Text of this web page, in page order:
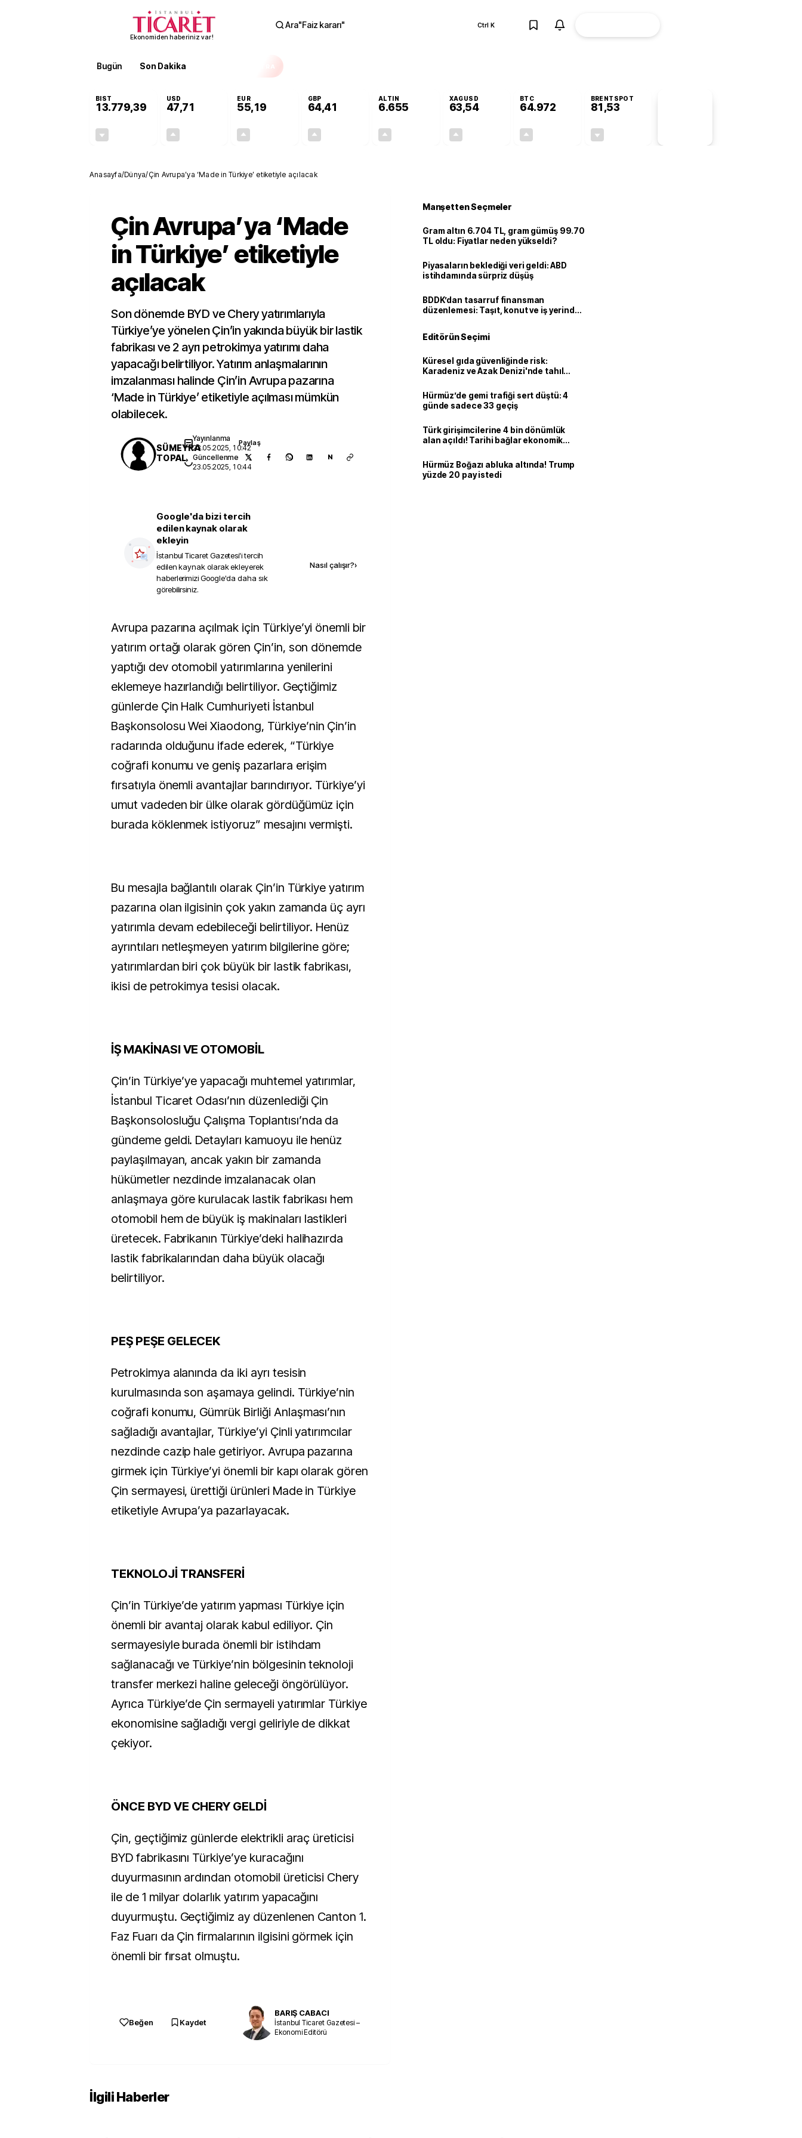
Ekonomiden haberiniz var!
Ara"Faiz kararı" Ctrl K
Bugün Son Dakika
BIST
13.779,39
USD
47,71
EUR
55,19
GBP
64,41
ALTIN
6.655
XAGUSD
63,54
BTC
64.972
BRENTSPOT
81,53
Anasayfa/Dünya/Çin Avrupa’ya ‘Made in Türkiye’ etiketiyle açılacak
Çin Avrupa’ya ‘Made
in Türkiye’ etiketiyle
açılacak
Son dönemde BYD ve Chery yatırımlarıyla
Türkiye’ye yönelen Çin’in yakında büyük bir lastik
fabrikası ve 2 ayrı petrokimya yatırımı daha
yapacağı belirtiliyor. Yatırım anlaşmalarının
imzalanması halinde Çin’in Avrupa pazarına
‘Made in Türkiye’ etiketiyle açılması mümkün
olabilecek.
SÜMEYRA
TOPAL
Yayınlanma
23.05.2025, 10:42
Güncellenme
23.05.2025, 10:44
Paylaş
N
Google'da bizi tercih
edilen kaynak olarak
ekleyin
İstanbul Ticaret Gazetesi'i tercih
edilen kaynak olarak ekleyerek
haberlerimizi Google'da daha sık
görebilirsiniz.
Nasıl çalışır?›
Avrupa pazarına açılmak için Türkiye’yi önemli bir
yatırım ortağı olarak gören Çin’in, son dönemde
yaptığı dev otomobil yatırımlarına yenilerini
eklemeye hazırlandığı belirtiliyor. Geçtiğimiz
günlerde Çin Halk Cumhuriyeti İstanbul
Başkonsolosu Wei Xiaodong, Türkiye’nin Çin’in
radarında olduğunu ifade ederek, “Türkiye
coğrafi konumu ve geniş pazarlara erişim
fırsatıyla önemli avantajlar barındırıyor. Türkiye’yi
umut vadeden bir ülke olarak gördüğümüz için
burada köklenmek istiyoruz” mesajını vermişti.
Bu mesajla bağlantılı olarak Çin’in Türkiye yatırım
pazarına olan ilgisinin çok yakın zamanda üç ayrı
yatırımla devam edebileceği belirtiliyor. Henüz
ayrıntıları netleşmeyen yatırım bilgilerine göre;
yatırımlardan biri çok büyük bir lastik fabrikası,
ikisi de petrokimya tesisi olacak.
İŞ MAKİNASI VE OTOMOBİL
Çin’in Türkiye’ye yapacağı muhtemel yatırımlar,
İstanbul Ticaret Odası’nın düzenlediği Çin
Başkonsolosluğu Çalışma Toplantısı’nda da
gündeme geldi. Detayları kamuoyu ile henüz
paylaşılmayan, ancak yakın bir zamanda
hükümetler nezdinde imzalanacak olan
anlaşmaya göre kurulacak lastik fabrikası hem
otomobil hem de büyük iş makinaları lastikleri
üretecek. Fabrikanın Türkiye’deki halihazırda
lastik fabrikalarından daha büyük olacağı
belirtiliyor.
PEŞ PEŞE GELECEK
Petrokimya alanında da iki ayrı tesisin
kurulmasında son aşamaya gelindi. Türkiye’nin
coğrafi konumu, Gümrük Birliği Anlaşması’nın
sağladığı avantajlar, Türkiye’yi Çinli yatırımcılar
nezdinde cazip hale getiriyor. Avrupa pazarına
girmek için Türkiye’yi önemli bir kapı olarak gören
Çin sermayesi, ürettiği ürünleri Made in Türkiye
etiketiyle Avrupa’ya pazarlayacak.
TEKNOLOJİ TRANSFERİ
Çin’in Türkiye’de yatırım yapması Türkiye için
önemli bir avantaj olarak kabul ediliyor. Çin
sermayesiyle burada önemli bir istihdam
sağlanacağı ve Türkiye’nin bölgesinin teknoloji
transfer merkezi haline geleceği öngörülüyor.
Ayrıca Türkiye’de Çin sermayeli yatırımlar Türkiye
ekonomisine sağladığı vergi geliriyle de dikkat
çekiyor.
ÖNCE BYD VE CHERY GELDİ
Çin, geçtiğimiz günlerde elektrikli araç üreticisi
BYD fabrikasını Türkiye’ye kuracağını
duyurmasının ardından otomobil üreticisi Chery
ile de 1 milyar dolarlık yatırım yapacağını
duyurmuştu. Geçtiğimiz ay düzenlenen Canton 1.
Faz Fuarı da Çin firmalarının ilgisini görmek için
önemli bir fırsat olmuştu.
Beğen Kaydet
BARIŞ CABACI
İstanbul Ticaret Gazetesi –
Ekonomi Editörü
Manşetten Seçmeler
Gram altın 6.704 TL, gram gümüş 99.70
TL oldu: Fiyatlar neden yükseldi?
Piyasaların beklediği veri geldi: ABD
istihdamında sürpriz düşüş
BDDK’dan tasarruf finansman
düzenlemesi: Taşıt, konut ve iş yerinde
Editörün Seçimi
Küresel gıda güvenliğinde risk:
Karadeniz ve Azak Denizi'nde tahıl
Hürmüz’de gemi trafiği sert düştü: 4
günde sadece 33 geçiş
Türk girişimcilerine 4 bin dönümlük
alan açıldı! Tarihi bağlar ekonomik
Hürmüz Boğazı abluka altında! Trump
yüzde 20 pay istedi
İlgili Haberler